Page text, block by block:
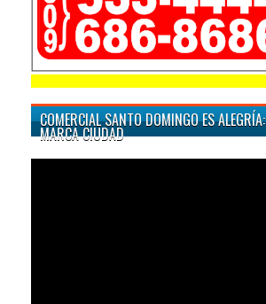
COMERCIAL SANTO DOMINGO ES ALEGRÍA:
MARCA CIUDAD